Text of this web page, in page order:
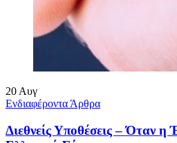
20 Αυγ
Ενδιαφέροντα Άρθρα
Διεθνείς Υποθέσεις – Όταν η